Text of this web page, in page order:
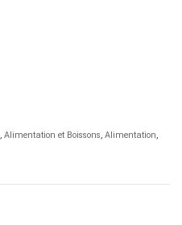
Alimentation et Boissons Alimentation